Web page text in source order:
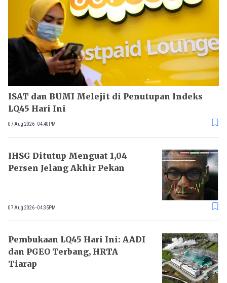
ISAT dan BUMI Melejit di Penutupan Indeks
LQ45 Hari Ini
07 Aug 2026 - 04:40PM
IHSG Ditutup Menguat 1,04
Persen Jelang Akhir Pekan
07 Aug 2026 - 04:35PM
Pembukaan LQ45 Hari Ini: AADI
dan PGEO Terbang, HRTA
Tiarap